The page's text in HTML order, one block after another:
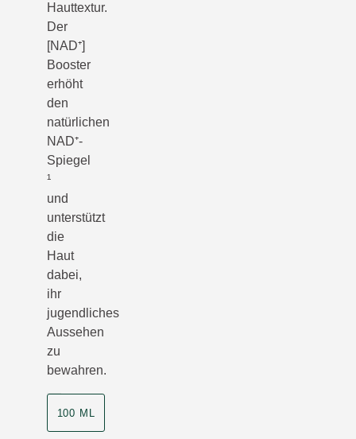
Hauttextur.
Der
[NAD⁺]
Booster
erhöht
den
natürlichen
NAD⁺-
Spiegel
¹
und
unterstützt
die
Haut
dabei,
ihr
jugendliches
Aussehen
zu
bewahren.
100 ML